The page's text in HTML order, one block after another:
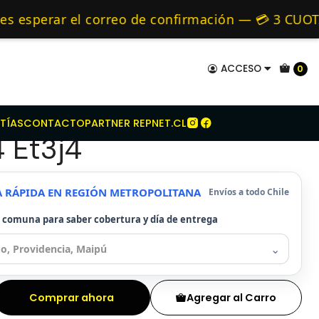
ACCESO 0
de confirmación — 💳 3 CUOTAS
CONTACTOPARTNER REPNET.CL
de 24 hrs hábiles.
Kit Embrague Para Citroen C3 1.4 Et3j4
🚚 Envíos diariamente a
Para Citroen
Et3j4
RÁPIDA EN REGIÓN METROPOLITANA Envíos a todo Chile
comuna para saber cobertura y día de entrega
⌄
Agregar al Carro
Comprar ahora